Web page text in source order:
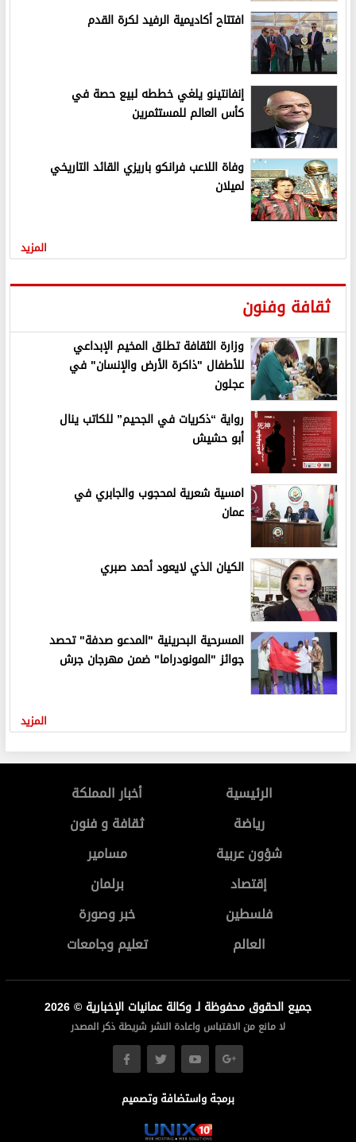
افتتاح أكاديمية الرفيد لكرة القدم
إنفانتينو يلغي خططه لبيع حصة في
كأس العالم للمستثمرين
وفاة اللاعب فرانكو باريزي القائد التاريخي
لميلان
المزيد
ثقافة وفنون
وزارة الثقافة تطلق المخيم الإبداعي
للأطفال "ذاكرة الأرض والإنسان" في
عجلون
رواية “ذكريات في الجحيم” للكاتب ينال
أبو حشيش
امسية شعرية لمحجوب والجابري في
عمان
الكيان الذي لايعود أحمد صبري
المسرحية البحرينية "المدعو صدفة" تحصد
جوائز "المونودراما" ضمن مهرجان جرش
المزيد
الرئيسية
أخبار المملكة
رياضة
ثقافة و فنون
شؤون عربية
مسامير
إقتصاد
برلمان
فلسطين
خبر وصورة
العالم
تعليم وجامعات
جميع الحقوق محفوظة لـ وكالة عمانيات الإخبارية © 2026
لا مانع من الاقتباس واعادة النشر شريطة ذكر المصدر
برمجة واستضافة وتصميم